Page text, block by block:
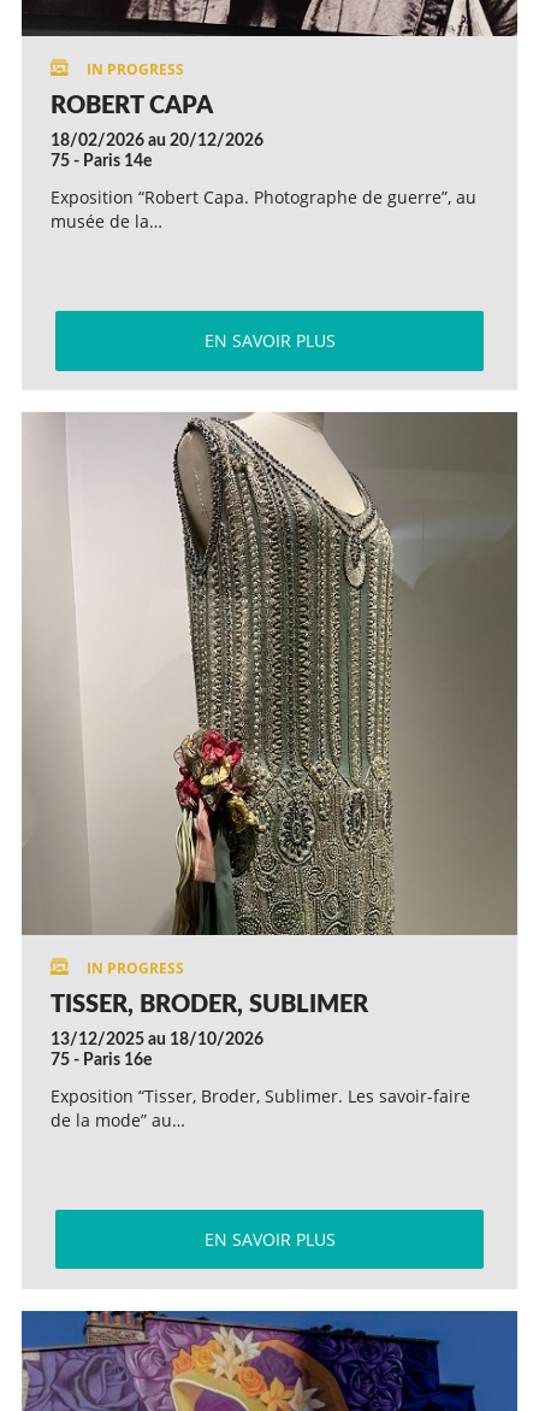
ROBERT CAPA
18/02/2026 au 20/12/2026
75 - Paris 14e
Exposition “Robert Capa. Photographe de guerre”, au
musée de la…
EN SAVOIR PLUS
TISSER, BRODER, SUBLIMER
13/12/2025 au 18/10/2026
75 - Paris 16e
Exposition “Tisser, Broder, Sublimer. Les savoir-faire
de la mode” au…
EN SAVOIR PLUS